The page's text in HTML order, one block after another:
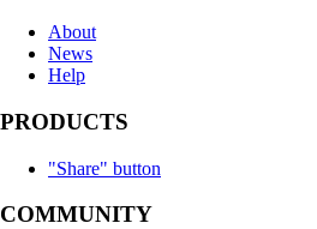
About
News
Help
PRODUCTS
"Share" button
COMMUNITY